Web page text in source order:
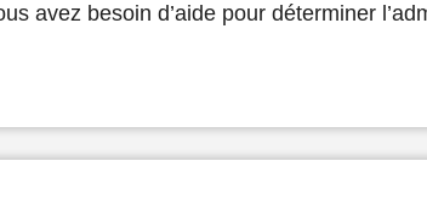
avez besoin d’aide pour déterminer